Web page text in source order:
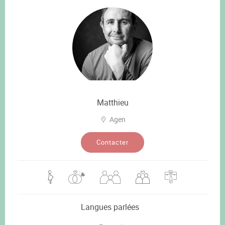
Matthieu
Agen
Contacter
Langues parlées